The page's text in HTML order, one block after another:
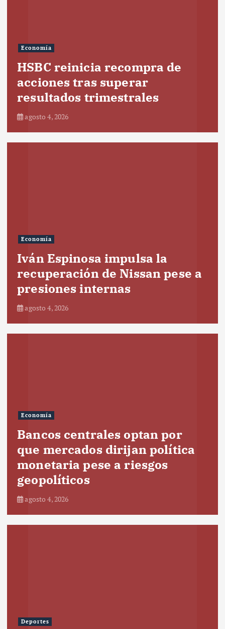
Economía
HSBC reinicia recompra de
acciones tras superar
resultados trimestrales
agosto 4, 2026
Economía
Iván Espinosa impulsa la
recuperación de Nissan pese a
presiones internas
agosto 4, 2026
Economía
Bancos centrales optan por
que mercados dirijan política
monetaria pese a riesgos
geopolíticos
agosto 4, 2026
Deportes